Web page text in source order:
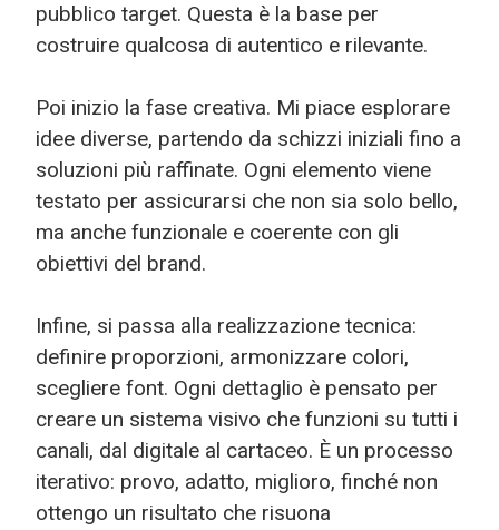
pubblico target. Questa è la base per
costruire qualcosa di autentico e rilevante.
Poi inizio la fase creativa. Mi piace esplorare
idee diverse, partendo da schizzi iniziali fino a
soluzioni più raffinate. Ogni elemento viene
testato per assicurarsi che non sia solo bello,
ma anche funzionale e coerente con gli
obiettivi del brand.
Infine, si passa alla realizzazione tecnica:
definire proporzioni, armonizzare colori,
scegliere font. Ogni dettaglio è pensato per
creare un sistema visivo che funzioni su tutti i
canali, dal digitale al cartaceo. È un processo
iterativo: provo, adatto, miglioro, finché non
ottengo un risultato che risuona